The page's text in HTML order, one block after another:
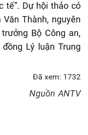
tế”. Dự hội thảo có
Thành, nguyên
Bộ Công an,
Lý luận Trung
Đã xem: 1732
Nguồn ANTV